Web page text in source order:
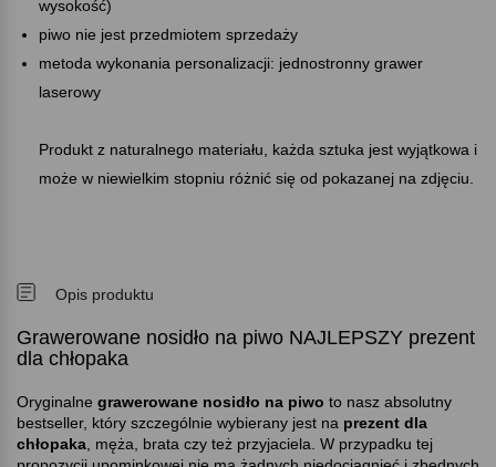
wysokość)
piwo nie jest przedmiotem sprzedaży
metoda wykonania personalizacji: jednostronny grawer
laserowy
Produkt z naturalnego materiału, każda sztuka jest wyjątkowa i
może w niewielkim stopniu różnić się od pokazanej na zdjęciu.
Opis produktu
Grawerowane nosidło na piwo NAJLEPSZY prezent
dla chłopaka
Oryginalne grawerowane nosidło na piwo to nasz absolutny
bestseller, który szczególnie wybierany jest na prezent dla
chłopaka , męża, brata czy też przyjaciela. W przypadku tej